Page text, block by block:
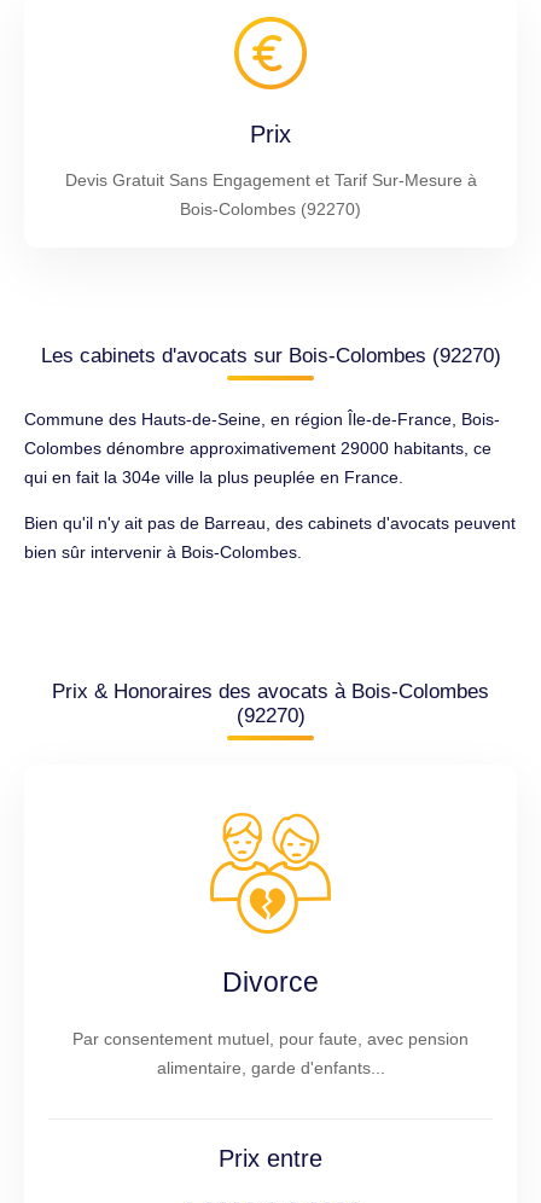
Prix
Devis Gratuit Sans Engagement et Tarif Sur-Mesure à
Bois-Colombes (92270)
Les cabinets d'avocats sur Bois-Colombes (92270)
Commune des Hauts-de-Seine, en région Île-de-France, Bois-
Colombes dénombre approximativement 29000 habitants, ce
qui en fait la 304e ville la plus peuplée en France.
Bien qu'il n'y ait pas de Barreau, des cabinets d'avocats peuvent
bien sûr intervenir à Bois-Colombes.
Prix & Honoraires des avocats à Bois-Colombes
(92270)
Divorce
Par consentement mutuel, pour faute, avec pension
alimentaire, garde d'enfants...
Prix entre